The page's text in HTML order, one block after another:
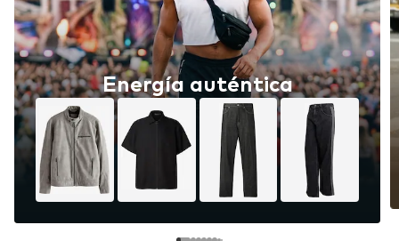
Energía auténtica